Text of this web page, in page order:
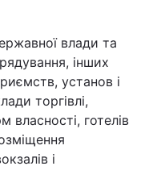
влади та
інших
установ і
торгівлі,
власності, готелів
і